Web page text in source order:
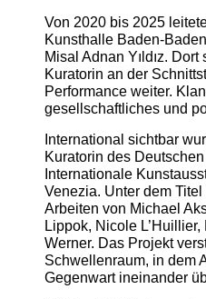
Von 2020 bis 2025
Kunsthalle Baden-
Misal Adnan Yıldız.
Kuratorin an der
Performance weiter.
gesellschaftliches und
International sichtbar
Kuratorin des
Internationale
Venezia. Unter dem Titel
Arbeiten von Michael
Lippok, Nicole
Werner. Das Projekt
Schwellenraum, in dem
Gegenwart ineinander